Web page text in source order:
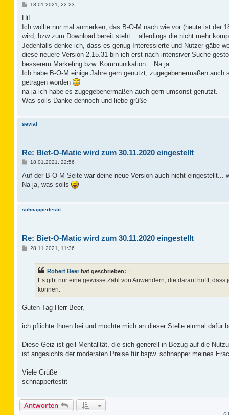
B
i
r
a
18.01.2021, 22:23
Hi!
Ich wollte nur mal anmerken, das B-O-M nach wie vor (heute ist der
wird, bzw zum Download bereit steht... allerdings die nicht mehr
Jedenfalls denke ich, dass es genug Interessierte und Nutzer gäbe
diese neuere Version 2.15.31 bin ich erst nach intensiver Suche
besserem Marketing bzw. Kommunikation... Na ja.
Ich habe B-O-M einige Jahre gern genutzt, zugegebenermaßen
getragen worden
na ja ich habe es zugegebenermaßen auch gern umsonst genutzt.
Was solls Danke dennoch und liebe grüße
sevial
Re: Biet-O-Matic wird zum 30.11.2020 eingestellt
B
r
18.01.2021, 22:56
Auf der B-O-M Seite war deine neue Version auch nicht eingestellt...
Na ja, was solls
schnappertestit
Re: Biet-O-Matic wird zum 30.11.2020 eingestellt
B28.11.2021, 11:36
Robert Beer hat geschrieben: ↑
Es gibt nur eine gewisse Zahl von Anwendern, die darauf hofft,
können.
Guten Tag Herr Beer,
ich pflichte Ihnen bei und möchte mich an dieser Stelle einmal dafür
Diese Geiz-ist-geil-Mentalität, die sich generell in Bezug auf die
ist angesichts der moderaten Preise für bspw. schnapper meines
Viele Grüße
schnappertestit
Antworten